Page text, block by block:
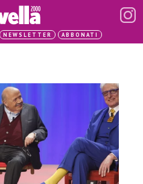
NEWSLETTER ABBONATI